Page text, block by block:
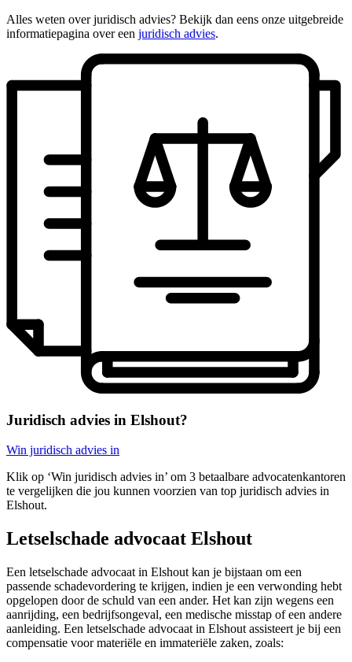
Alles weten over juridisch advies? Bekijk dan eens onze uitgebreide
informatiepagina over een juridisch advies.
Juridisch advies in Elshout?
Win juridisch advies in
Klik op ‘Win juridisch advies in’ om 3 betaalbare advocatenkantoren
te vergelijken die jou kunnen voorzien van top juridisch advies in
Elshout.
Letselschade advocaat Elshout
Een letselschade advocaat in Elshout kan je bijstaan om een
passende schadevordering te krijgen, indien je een verwonding hebt
opgelopen door de schuld van een ander. Het kan zijn wegens een
aanrijding, een bedrijfsongeval, een medische misstap of een andere
aanleiding. Een letselschade advocaat in Elshout assisteert je bij een
compensatie voor materiële en immateriële zaken, zoals: